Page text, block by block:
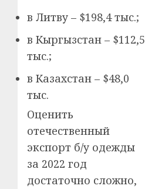
в Литву – $198,4 тыс.;
в Кыргызстан – $112,5
тыс.;
в Казахстан – $48,0
тыс.
Оценить
отечественный
экспорт б/у одежды
за 2022 год
достаточно сложно,